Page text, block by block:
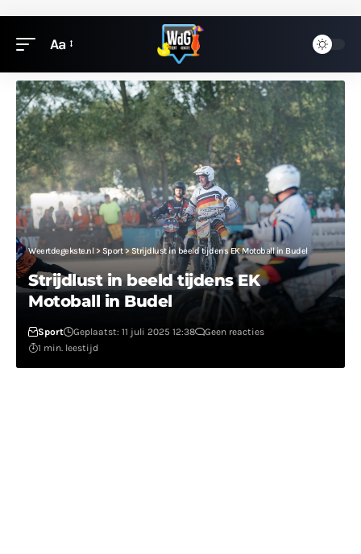
Aa
Weertdegekste.nl>Sport>Strijdlust in beeld tijdens EK Motoball in Budel
Strijdlust in beeld tijdens EK
Motoball in Budel
Sport Geplaatst: 11 juli 2025 12:38
Geen reacties
1 min. leestijd